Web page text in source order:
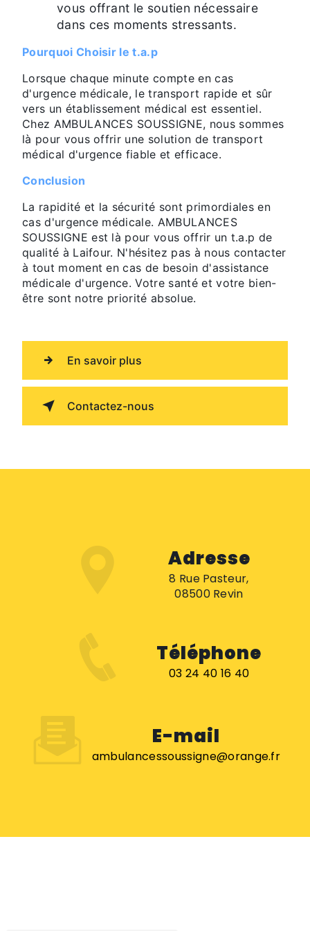
vous offrant le soutien nécessaire
dans ces moments stressants.
Pourquoi Choisir le t.a.p
Lorsque chaque minute compte en cas
d'urgence médicale, le transport rapide et sûr
vers un établissement médical est essentiel.
Chez AMBULANCES SOUSSIGNE, nous sommes
là pour vous offrir une solution de transport
médical d'urgence fiable et efficace.
Conclusion
La rapidité et la sécurité sont primordiales en
cas d'urgence médicale. AMBULANCES
SOUSSIGNE est là pour vous offrir un t.a.p de
qualité à Laifour. N'hésitez pas à nous contacter
à tout moment en cas de besoin d'assistance
médicale d'urgence. Votre santé et votre bien-
être sont notre priorité absolue.
En savoir plus
Contactez-nous
Adresse
8 Rue Pasteur,
08500 Revin
Téléphone
03 24 40 16 40
E-mail
ambulancessoussigne@orange.fr